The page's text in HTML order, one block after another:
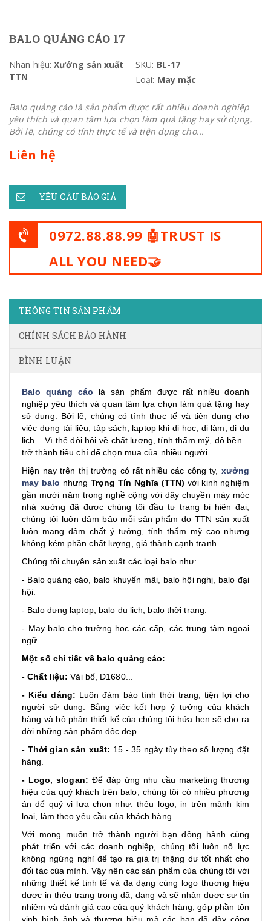
BALO QUẢNG CÁO 17
Nhãn hiệu: Xưởng sản xuất
TTN
SKU: BL-17
Loại: May mặc
Balo quảng cáo là sản phẩm được rất nhiều doanh nghiệp
yêu thích và quan tâm lựa chọn làm quà tặng hay sử dụng.
Bởi lẽ, chúng có tính thực tế và tiện dụng cho...
Liên hệ
YÊU CẦU BÁO GIÁ
0972.88.88.99 🤖TRUST IS
ALL YOU NEED🤝
THÔNG TIN SẢN PHẨM
CHÍNH SÁCH BẢO HÀNH
BÌNH LUẬN
Balo quảng cáo là sản phẩm được rất nhiều doanh
nghiệp yêu thích và quan tâm lựa chọn làm quà tặng hay
sử dụng. Bởi lẽ, chúng có tính thực tế và tiện dụng cho
việc đựng tài liệu, tập sách, laptop khi đi học, đi làm, đi du
lịch... Vì thế đòi hỏi về chất lượng, tính thẩm mỹ, độ bền...
trở thành tiêu chí để chọn mua của nhiều người.
Hiện nay trên thị trường có rất nhiều các công ty, xưởng
may balo nhưng Trọng Tín Nghĩa (TTN) với kinh nghiệm
gần mười năm trong nghề cộng với dây chuyền máy móc
nhà xưởng đã được chúng tôi đầu tư trang bị hiện đại,
chúng tôi luôn đảm bảo mỗi sản phẩm do TTN sản xuất
luôn mang đậm chất ý tưởng, tính thẩm mỹ cao nhưng
không kém phần chất lượng, giá thành cạnh tranh.
Chúng tôi chuyên sản xuất các loại balo như:
- Balo quảng cáo, balo khuyến mãi, balo hội nghị, balo đại
hội.
- Balo đựng laptop, balo du lịch, balo thời trang.
- May balo cho trường học các cấp, các trung tâm ngoại
ngữ.
Một số chi tiết về balo quảng cáo:
- Chất liệu: Vải bố, D1680...
- Kiểu dáng: Luôn đảm bảo tính thời trang, tiện lợi cho
người sử dụng. Bằng việc kết hợp ý tưởng của khách
hàng và bộ phận thiết kế của chúng tôi hứa hẹn sẽ cho ra
đời những sản phẩm độc đẹp.
- Thời gian sản xuất: 15 - 35 ngày tùy theo số lượng đặt
hàng.
- Logo, slogan: Để đáp ứng nhu cầu marketing thương
hiệu của quý khách trên balo, chúng tôi có nhiều phương
án để quý vị lựa chọn như: thêu logo, in trên mảnh kim
loại, làm theo yêu cầu của khách hàng...
Với mong muốn trở thành người bạn đồng hành cùng
phát triển với các doanh nghiệp, chúng tôi luôn nổ lực
không ngừng nghỉ để tạo ra giá trị thặng dư tốt nhất cho
đối tác của mình. Vậy nên các sản phẩm của chúng tôi với
những thiết kế tinh tế và đa dạng cùng logo thương hiệu
được in thêu trang trọng đã, đang và sẽ nhận được sự tín
nhiệm và đánh giá cao của quý khách hàng, góp phần tôn